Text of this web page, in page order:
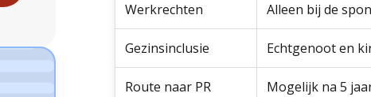
Werkrechten Alleen bij de
Gezinsinclusie Echtgenoot en
Route naar PR Mogelijk na 5